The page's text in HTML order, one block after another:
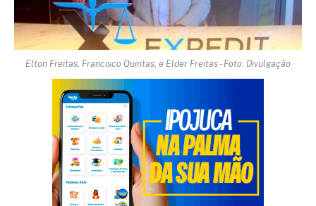
Elton Freitas, Francisco Quintas, e Elder Freitas - Foto: Divulgação